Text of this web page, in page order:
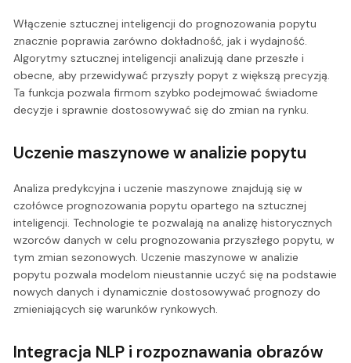
Włączenie sztucznej inteligencji do prognozowania popytu
znacznie poprawia zarówno dokładność, jak i wydajność.
Algorytmy sztucznej inteligencji analizują dane przeszłe i
obecne, aby przewidywać przyszły popyt z większą precyzją.
Ta funkcja pozwala firmom szybko podejmować świadome
decyzje i sprawnie dostosowywać się do zmian na rynku.
Uczenie maszynowe w analizie popytu
Analiza predykcyjna i uczenie maszynowe znajdują się w
czołówce prognozowania popytu opartego na sztucznej
inteligencji. Technologie te pozwalają na analizę historycznych
wzorców danych w celu prognozowania przyszłego popytu, w
tym zmian sezonowych. Uczenie maszynowe w analizie
popytu pozwala modelom nieustannie uczyć się na podstawie
nowych danych i dynamicznie dostosowywać prognozy do
zmieniających się warunków rynkowych.
Integracja NLP i rozpoznawania obrazów